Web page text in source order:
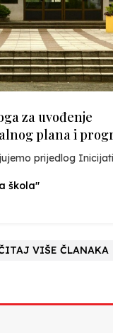
za uvođenje
plana i
prijedlog
škola"
VIŠE ČLANAKA